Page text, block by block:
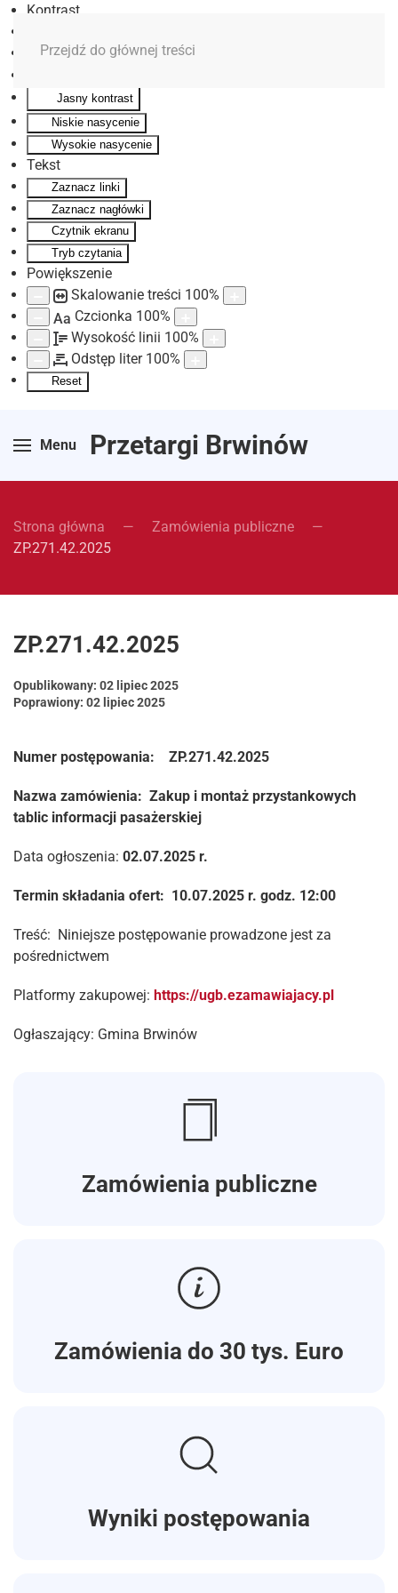
Kontrast
Monochromatyczny
Jasny kontrast
Niskie nasycenie
Wysokie nasycenie
Tekst
Zaznacz linki
Zaznacz nagłówki
Czytnik ekranu
Tryb czytania
Powiększenie
Skalowanie treści 100%
Aa Czcionka 100%
Wysokość linii 100%
Odstęp liter 100%
Reset
Przejdź do głównej treści
Menu Przetargi Brwinów
Strona główna
Zamówienia publiczne
ZP.271.42.2025
ZP.271.42.2025
Opublikowany: 02 lipiec 2025
Poprawiony: 02 lipiec 2025
Numer postępowania: ZP.271.42.2025
Nazwa zamówienia: Zakup i montaż przystankowych
tablic informacji pasażerskiej
Data ogłoszenia: 02.07.2025 r.
Termin składania ofert: 10.07.2025 r. godz. 12:00
Treść: Niniejsze postępowanie prowadzone jest za
pośrednictwem
Platformy zakupowej: https://ugb.ezamawiajacy.pl
Ogłaszający: Gmina Brwinów
Zamówienia publiczne
Zamówienia do 30 tys. Euro
Wyniki postępowania